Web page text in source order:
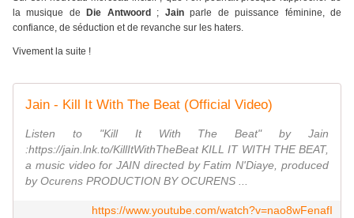
la musique de Die Antwoord ; Jainparle de puissance féminine, de
confiance, de séduction et de revanche sur les haters.
Vivement la suite !
Jain - Kill It With The Beat (Official Video)
Listen to "Kill It With The Beat" by Jain
:https://jain.lnk.to/KillItWithTheBeat KILL IT WITH THE BEAT,
a music video for JAIN directed by Fatim N'Diaye, produced
by Ocurens PRODUCTION BY OCURENS ...
https://www.youtube.com/watch?v=nao8wFenafI